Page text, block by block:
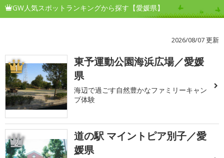
GW人気スポットランキングから探す【愛媛県】
2026/08/07 更新
1
東予運動公園海浜広場／愛媛
県
海辺で過ごす自然豊かなファミリーキャン
プ体験
2
道の駅 マイントピア別子／愛
媛県